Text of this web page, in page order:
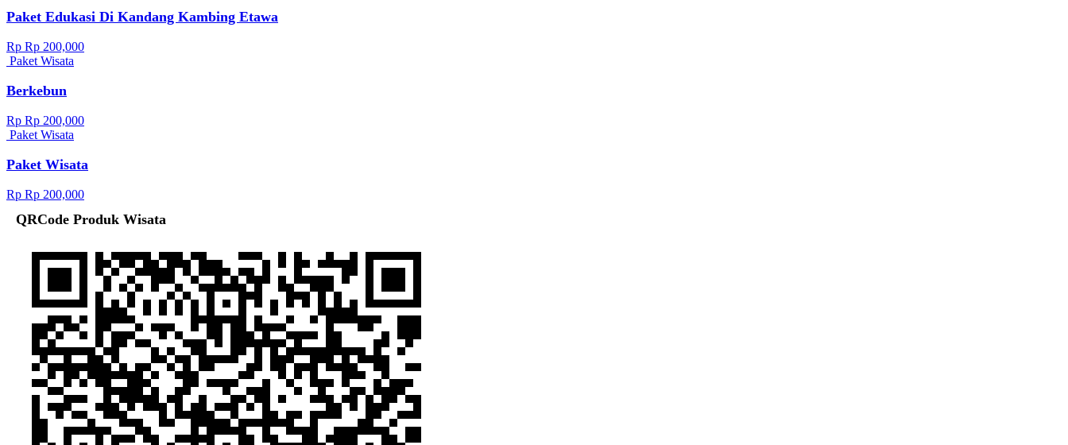
Paket Edukasi Di Kandang Kambing Etawa
Rp Rp 200,000
Paket Wisata
Berkebun
Rp Rp 200,000
Paket Wisata
Paket Wisata
Rp Rp 200,000
QRCode Produk Wisata